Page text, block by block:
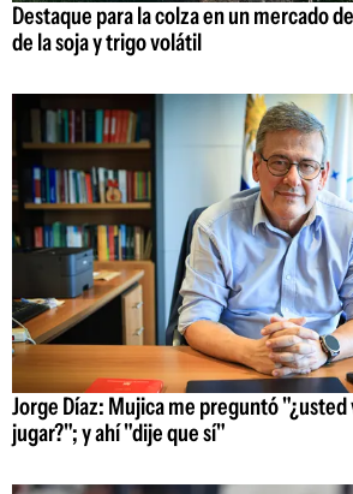
Destaque para la colza en un mercado
de la soja y trigo volátil
Jorge Díaz: Mujica me preguntó "¿usted
jugar?"; y ahí "dije que sí"